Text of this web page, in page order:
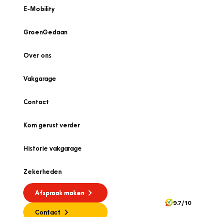
E-Mobility
GroenGedaan
Over ons
Vakgarage
Contact
Kom gerust verder
Historie vakgarage
Zekerheden
Afspraak maken
Contact
9.7/10